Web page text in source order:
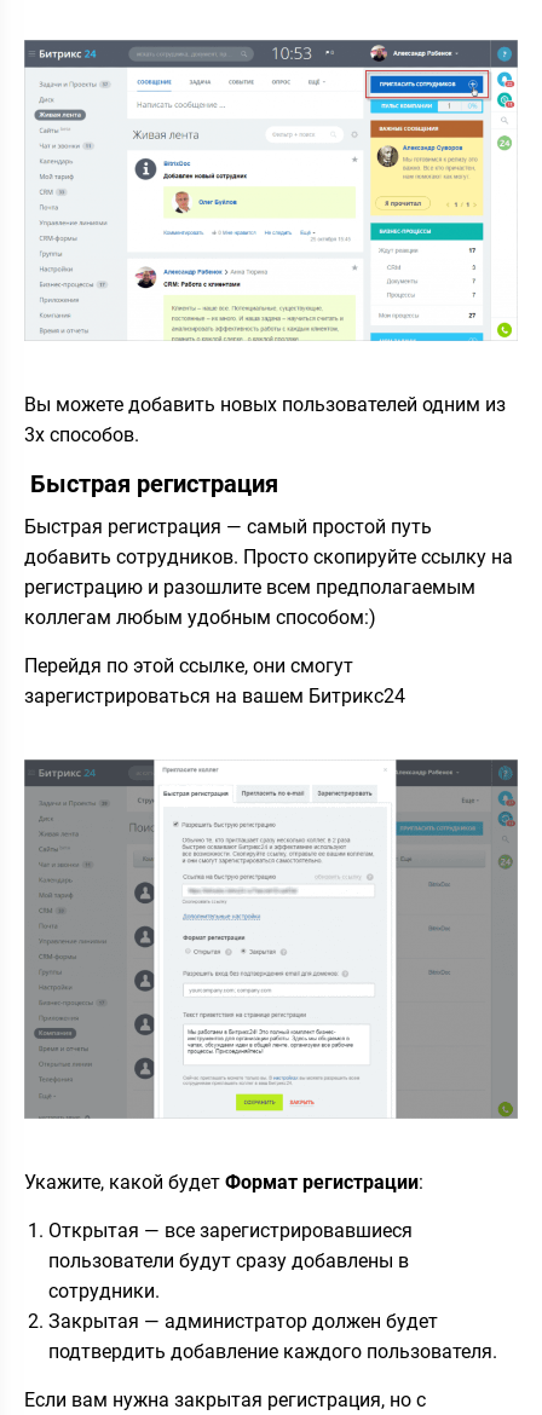
Вы можете добавить новых пользователей одним из
3х способов.
Быстрая регистрация
Быстрая регистрация — cамый простой путь
добавить сотрудников. Просто скопируйте ссылку на
регистрацию и разошлите всем предполагаемым
коллегам любым удобным способом:)
Перейдя по этой ссылке, они смогут
зарегистрироваться на вашем Битрикс24
Укажите, какой будет Формат регистрации:
Открытая — все зарегистрировавшиеся
пользователи будут сразу добавлены в
сотрудники.
Закрытая — администратор должен будет
подтвердить добавление каждого пользователя.
Если вам нужна закрытая регистрация, но с